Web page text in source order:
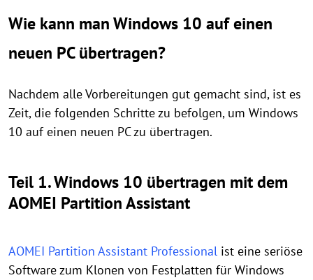
Wie kann man Windows 10 auf einen
neuen PC übertragen?
Nachdem alle Vorbereitungen gut gemacht sind, ist es
Zeit, die folgenden Schritte zu befolgen, um Windows
10 auf einen neuen PC zu übertragen.
Teil 1. Windows 10 übertragen mit dem
AOMEI Partition Assistant
AOMEI Partition Assistant Professional ist eine seriöse
Software zum Klonen von Festplatten für Windows